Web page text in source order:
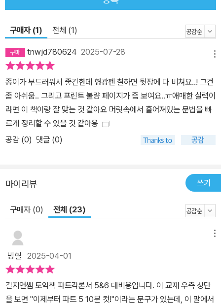
의 들으며 필기하면서 강사의 코칭을 따라 가는 방식을 선호하는 학
익 문법서가 어렵게 느껴지거나 분량이 부담스러운 사람 - 토익 시험
에서 함정 문제에 자꾸 낚이는 사람 - 알고 있는 문법 이론을 문제에
적용하는 데 어려움을 겪는 사람
구매자 (1) 전체 (1)
tnwjd780624 2025-07-28
종이가 부드러워서 좋긴한데 형광펜 칠하면 뒷장에 다 비쳐요..! 그건
좀 아쉬움.. 그리고 프린트 불량 페이지가 좀 보여요..ㅠ애매한 실력이
라면 이 책이랑 잘 맞는 것 같아요 머릿속에서 흩어져있는 문법을 빠
르게 정리할 수 있을 것 같아용
공감 (0) 댓글 (0)
마이리뷰 쓰기
구매자 (0) 전체 (23)
빙혈 2025-04-01
길지연쌤 토익책 파트각론서 5&6 대비용입니다. 이 교재 우측 상단
을 보면 "이제부터 파트 5 10분 컷!"이라는 문구가 있는데, 이 말에서